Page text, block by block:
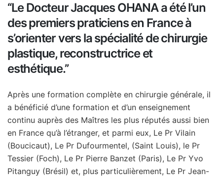
‘‘Le Docteur Jacques OHANA a été l’un
des premiers praticiens en France à
s’orienter vers la spécialité de chirurgie
plastique, reconstructrice et
esthétique.’’
Après une formation complète en chirurgie générale, il
a bénéficié d’une formation et d’un enseignement
continu auprès des Maîtres les plus réputés aussi bien
en France qu’à l’étranger, et parmi eux, Le Pr Vilain
(Boucicaut), Le Pr Dufourmentel, (Saint Louis), le Pr
Tessier (Foch), Le Pr Pierre Banzet (Paris), Le Pr Yvo
Pitanguy (Brésil) et, plus particulièrement, Le Pr Jean-